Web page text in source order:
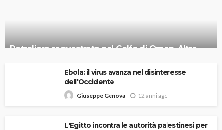
Petroliera sequestrata nel Golfo di Oman. Altre
Ebola: il virus avanza nel disinteresse
dell'Occidente
Giuseppe Genova 12 anni ago
L'Egitto incontra le autorità palestinesi per